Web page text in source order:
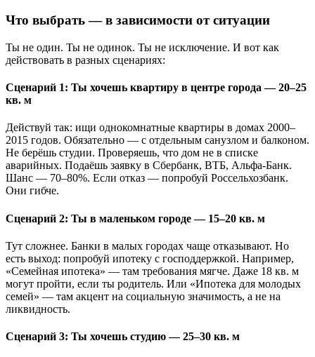
Что выбрать — в зависимости от ситуации
Ты не один. Ты не одинок. Ты не исключение. И вот как
действовать в разных сценариях:
Сценарий 1: Ты хочешь квартиру в центре города — 20–25
кв. м
Действуй так: ищи однокомнатные квартиры в домах 2000–
2015 годов. Обязательно — с отдельным санузлом и балконом.
Не берёшь студии. Проверяешь, что дом не в списке
аварийных. Подаёшь заявку в Сбербанк, ВТБ, Альфа-Банк.
Шанс — 70–80%. Если отказ — попробуй Россельхозбанк.
Они гибче.
Сценарий 2: Ты в маленьком городе — 15–20 кв. м
Тут сложнее. Банки в малых городах чаще отказывают. Но
есть выход: попробуй ипотеку с господдержкой. Например,
«Семейная ипотека» — там требования мягче. Даже 18 кв. м
могут пройти, если ты родитель. Или «Ипотека для молодых
семей» — там акцент на социальную значимость, а не на
ликвидность.
Сценарий 3: Ты хочешь студию — 25–30 кв. м